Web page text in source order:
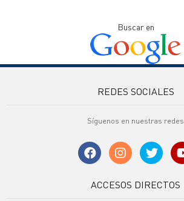
Buscar en
REDES SOCIALES
Síguenos en nuestras redes
ACCESOS DIRECTOS